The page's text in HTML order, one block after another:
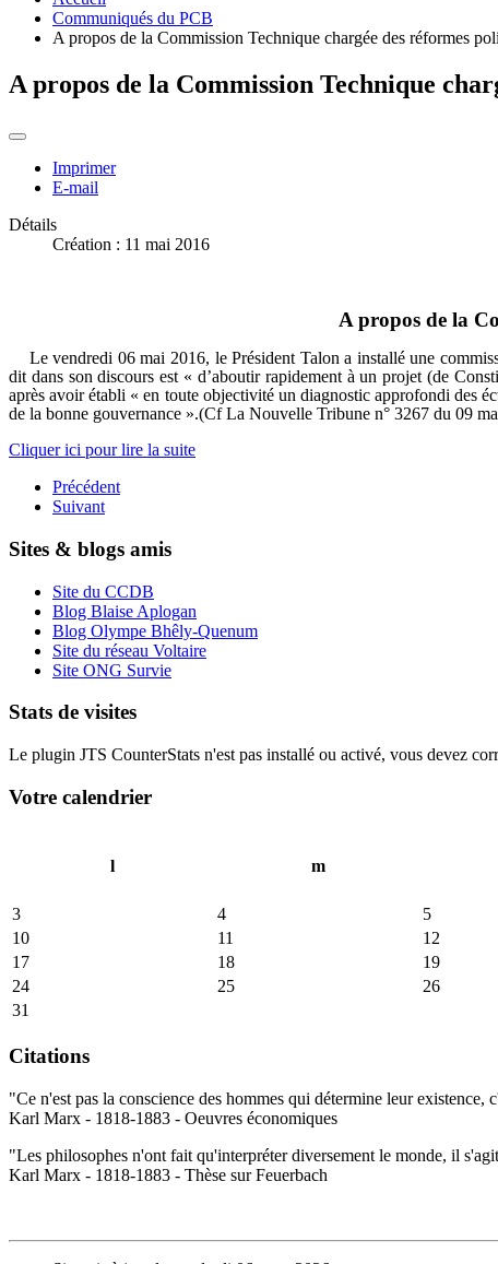
Communiqués du PCB
A propos de la Commission Technique chargée des réformes
A propos de la Commission Technique
Imprimer
E-mail
Détails
Création : 11 mai 2016
A propos de la
Le vendredi 06 mai 2016, le Président Talon a installé une
dit dans son discours est « d’aboutir rapidement à un projet (de
après avoir établi « en toute objectivité un diagnostic approfondi des
de la bonne gouvernance ».(Cf La Nouvelle Tribune n° 3267 du 09
Cliquer ici pour lire la suite
Précédent
Suivant
Sites & blogs amis
Site du CCDB
Blog Blaise Aplogan
Blog Olympe Bhêly-Quenum
Site du réseau Voltaire
Site ONG Survie
Stats de visites
Le plugin JTS CounterStats n'est pas installé ou activé, vous devez
Votre calendrier
l
m
3 4 5
10
11 12
17
18 19
24
25 26
31
Citations
"Ce n'est pas la conscience des hommes qui détermine leur
Karl Marx - 1818-1883 - Oeuvres économiques
"Les philosophes n'ont fait qu'interpréter diversement le monde, il
Karl Marx - 1818-1883 - Thèse sur Feuerbach